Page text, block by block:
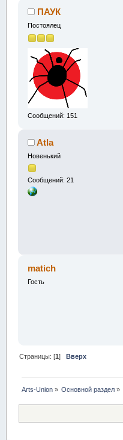
ПАУК
Постоялец
Сообщений: 151
Atla
Новенький
Сообщений: 21
matich
Гость
Страницы: [1]Вверх
Arts-Union » Основной раздел »